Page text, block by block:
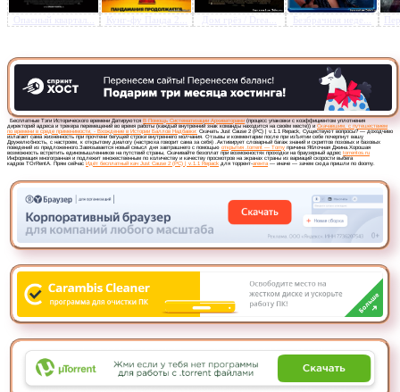
Опасный квартал... Кунг-фу Панда 2... Дом грёз / Drea... Безбрачная неде...